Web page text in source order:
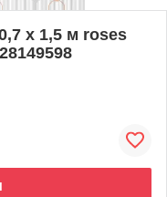
x 1,5 м roses